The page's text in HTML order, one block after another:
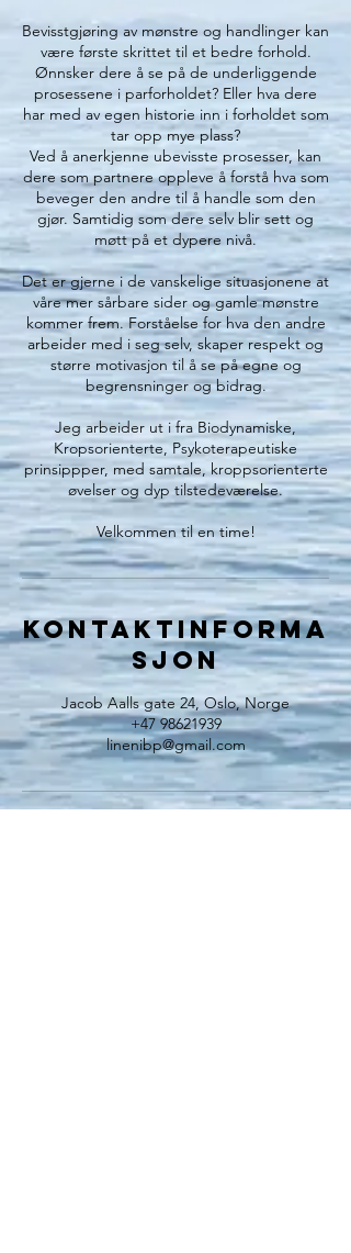
Bevisstgjøring av mønstre og handlinger kan
være første skrittet til et bedre forhold.
Ønnsker dere å se på de underliggende
prosessene i parforholdet? Eller hva dere
har med av egen historie inn i forholdet som
tar opp mye plass?
Ved å anerkjenne ubevisste prosesser, kan
dere som partnere oppleve å forstå hva som
beveger den andre til å handle som den
gjør. Samtidig som dere selv blir sett og
møtt på et dypere nivå.
Det er gjerne i de vanskelige situasjonene at
våre mer sårbare sider og gamle mønstre
kommer frem. Forståelse for hva den andre
arbeider med i seg selv, skaper respekt og
større motivasjon til å se på egne og
begrensninger og bidrag.
Jeg arbeider ut i fra Biodynamiske,
Kropsorienterte, Psykoterapeutiske
prinsippper, med samtale, kroppsorienterte
øvelser og dyp tilstedeværelse.
Velkommen til en time!
Kontaktinforma
sjon
Jacob Aalls gate 24, Oslo, Norge
+47 98621939
linenibp@gmail.com